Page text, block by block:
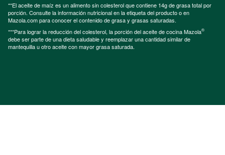
**El aceite de maíz es un alimento sin colesterol que contiene 14g de grasa total por
porción. Consulte la información nutricional en la etiqueta del producto o en
Mazola.com para conocer el contenido de grasa y grasas saturadas.
***Para lograr la reducción del colesterol, la porción del aceite de cocina Mazola®
debe ser parte de una dieta saludable y reemplazar una cantidad similar de
mantequilla u otro aceite con mayor grasa saturada.